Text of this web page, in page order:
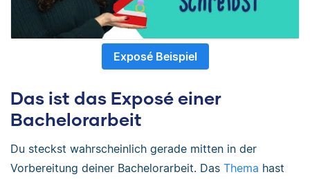
Exposé Beispiel
Das ist das Exposé einer
Bachelorarbeit
Du steckst wahrscheinlich gerade mitten in der
Vorbereitung deiner Bachelorarbeit. Das Thema hast